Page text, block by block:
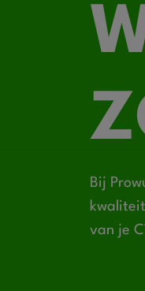
Bij
van je